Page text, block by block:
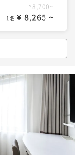
¥8,700~
1名 ¥ 8,265 ~
な価格！※27
¥10,580~
¥ 10,051 ~